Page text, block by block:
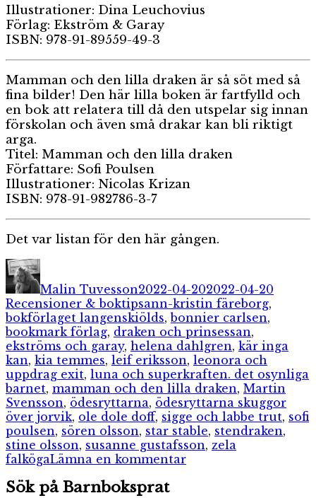
Illustrationer: Dina Leuchovius
Förlag: Ekström & Garay
ISBN: 978-91-89559-49-3
Mamman och den lilla draken är så söt med så
fina bilder! Den här lilla boken är fartfylld och
en bok att relatera till då den utspelar sig innan
förskolan och även små drakar kan bli riktigt
arga.
Titel: Mamman och den lilla draken
Författare: Sofi Poulsen
Illustrationer: Nicolas Krizan
ISBN: 978-91-982786-3-7
Det var listan för den här gången.
Författare
Malin Tuvesson2022-04-202022-04-20
Recensioner & boktipsEtiketter
ann-kristin färeborg,
bokförlaget langenskiölds,bonnier carlsen,
bookmark förlag, draken och prinsessan,
ekströms och garay, helena dahlgren, kär inga
kan, kia temmes, leif eriksson, leonora och
uppdrag exit, luna och superkraften. det osynliga
barnet, mamman och den lilla draken, Martin
Svensson, ödesryttarna, ödesryttarna skuggor
över jorvik, ole dole doff, sigge och labbe trut, sofi
poulsen, sören olsson, star stable, stendraken,
stine olsson, susanne gustafsson, zela
falkögaLämna en kommentartill
Sök på Barnboksprat